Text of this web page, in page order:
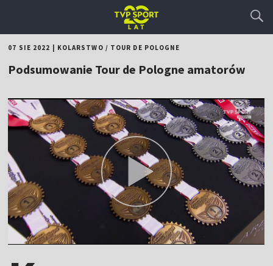
07 SIE 2022 KOLARSTWO / TOUR DE POLOGNE
Podsumowanie Tour de Pologne amatorów